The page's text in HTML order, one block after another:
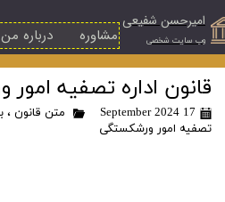
درباره من مشاوره
امیرحسن شفیعی
​وب سایت شخصی
قانون اداره تصفیه
17 September 2024 متن قانون ،
تصفیه امور ورشکستگی